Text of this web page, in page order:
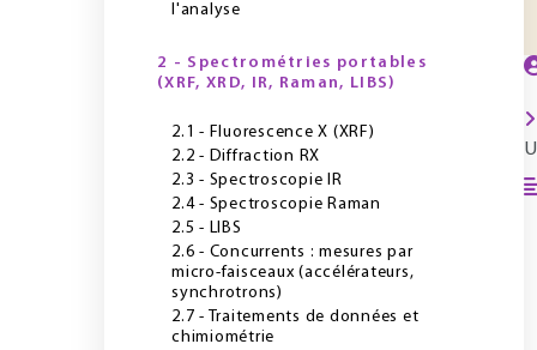
l'analyse
2 - Spectrométries portables
(XRF, XRD, IR, Raman, LIBS)
2.1 - Fluorescence X (XRF)
2.2 - Diffraction RX
2.3 - Spectroscopie IR
2.4 - Spectroscopie Raman
2.5 - LIBS
2.6 - Concurrents : mesures par
micro-faisceaux (accélérateurs,
synchrotrons)
2.7 - Traitements de données et
chimiométrie